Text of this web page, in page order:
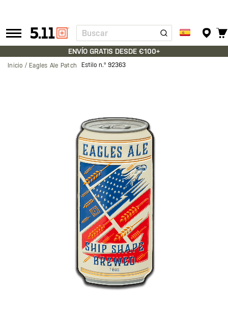
Tactical
Gear
Buscar
ENVÍO GRATIS DESDE €100+
Inicio Eagles Ale Patch Estilo n.º 92363